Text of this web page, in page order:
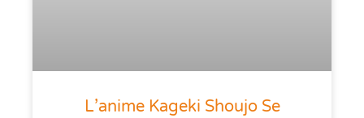
L’anime Kageki Shoujo Se